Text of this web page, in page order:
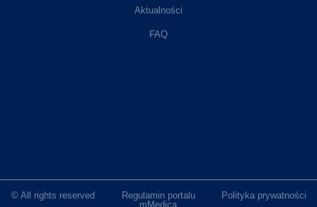
Aktualności
FAQ
© All rights reserved
Regulamin portalu
mMedica
Polityka prywatności